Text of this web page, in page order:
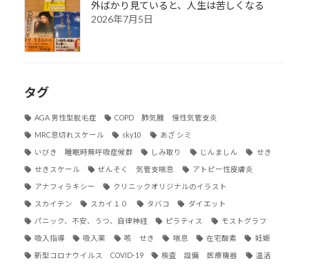
外ばかり見ていると、人生は苦しくなる
2026年7月5日
タグ
AGA 男性型脱毛症 COPD 肺気腫 慢性気管支炎
MRC息切れスケール sky10 あざ シミ
いびき 睡眠時無呼吸症候群 しみ取り じんましん せき
せきスケール ぜんそく 気管支喘息 アトピー性皮膚炎
アナフィラキシー クリニックオリジナルのイラスト
スカイテン スカイ１０ タバコ ダイエット
パニック、不安、うつ、自律神経 ピラティス モストグラフ
吸入指導 吸入薬 咳 せき 喘息 在宅酸素 妊娠
新型コロナウイルス COVID-19 検査 設備 医療機器 温活